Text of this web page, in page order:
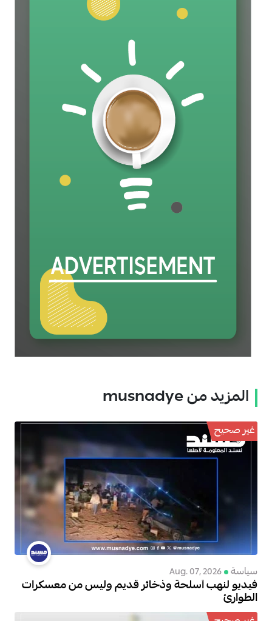
المزيد من musnadye
غير صحيح
سياسة Aug. 07, 2026
فيديو لنهب أسلحة وذخائر قديم وليس من معسكرات
الطوارئ